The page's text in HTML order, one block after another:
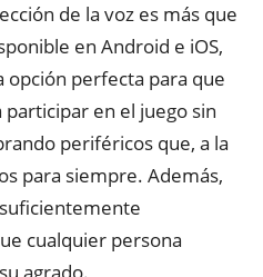
de la voz es más que
en Android e iOS,
opción perfecta para que
en el juego sin
periféricos que, a la
para siempre. Además,
cualquier persona